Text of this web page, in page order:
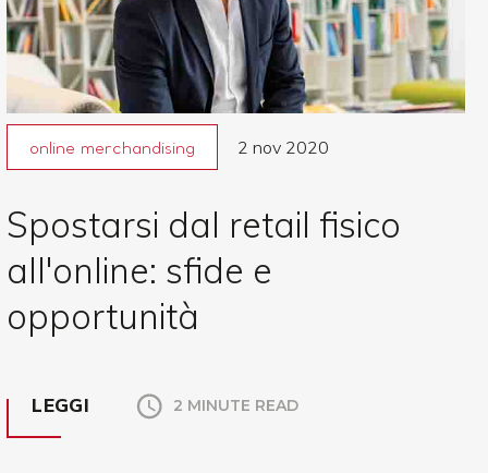
online merchandising 2 nov 2020
Spostarsi dal retail fisico
all'online: sfide e
opportunità
LEGGI 2 MINUTE READ